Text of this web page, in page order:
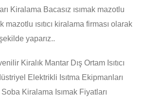
Kiralama Bacasız ısımak mazotlu
mazotlu ısıtıcı kiralama firması olarak
yaparız..
Kiralık Mantar Dış Ortam Isıtıcı
Elektrikli Isıtma Ekipmanları
Kiralama Isımak Fiyatları